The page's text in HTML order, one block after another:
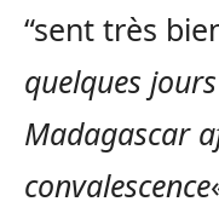
“sent très
quelques
Madagascar
convalescence